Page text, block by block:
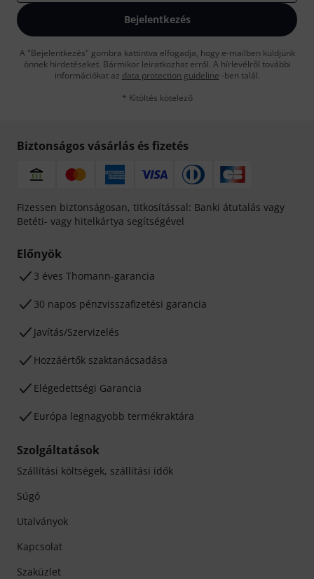
Bejelentkezés
A "Bejelentkezés" gombra kattintva elfogadja, hogy e-mailben küldjünk
önnek hirdetéseket. Bármikor leiratkozhat erről. A hírlevélről további
információkat az data protection guideline -ben talál.
* Kitöltés kötelező
Biztonságos vásárlás és fizetés
Fizessen biztonságosan, titkosítással: Banki átutalás vagy
Betéti- vagy hitelkártya segítségével
Előnyök
3 éves Thomann-garancia
30 napos pénzvisszafizetési garancia
Javítás/Szervizelés
Hozzáértők szaktanácsadása
Elégedettségi Garancia
Európa legnagyobb termékraktára
Szolgáltatások
Szállítási költségek, szállítási idők
Súgó
Utalványok
Kapcsolat
Szaküzlet